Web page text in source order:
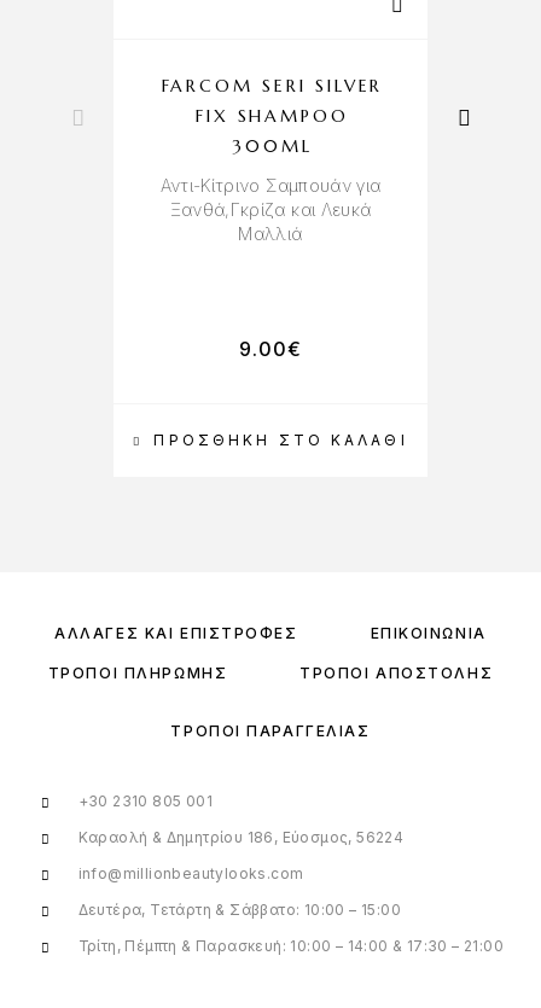
ΠΡΟΣΘΉΚΗ ΣΤΟ ΚΑΛΆΘΙ
FARCOM SERI SILVER
FIX SHAMPOO
300ML
Αντι-Κίτρινο Σαμπουάν για
Ξανθά,Γκρίζα και Λευκά
Μαλλιά
9.00€
ΑΛΛΑΓΈΣ ΚΑΙ ΕΠΙΣΤΡΟΦΈΣ ΕΠΙΚΟΙΝΩΝΊΑ
ΤΡΌΠΟΙ ΠΛΗΡΩΜΉΣ ΤΡΌΠΟΙ ΑΠΟΣΤΟΛΉΣ
ΤΡΌΠΟΙ ΠΑΡΑΓΓΕΛΊΑΣ
+30 2310 805 001
Καραολή & Δημητρίου 186, Εύοσμος, 56224
info@millionbeautylooks.com
Δευτέρα, Τετάρτη & Σάββατο: 10:00 – 15:00
Τρίτη, Πέμπτη & Παρασκευή: 10:00 – 14:00 & 17:30 – 21:00